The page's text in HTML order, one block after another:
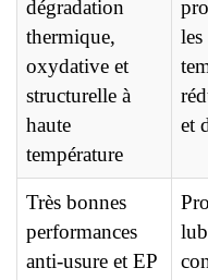
dégradation
thermique,
oxydative et
structurelle à
haute
température
et
Très bonnes
performances
anti-usure et EP